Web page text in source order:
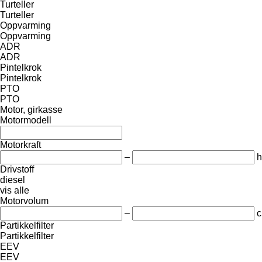
Turteller
Turteller
Oppvarming
Oppvarming
ADR
ADR
Pintelkrok
Pintelkrok
PTO
PTO
Motor, girkasse
Motormodell
Motorkraft
–
Drivstoff
diesel
vis alle
Motorvolum
–
Partikkelfilter
Partikkelfilter
EEV
EEV